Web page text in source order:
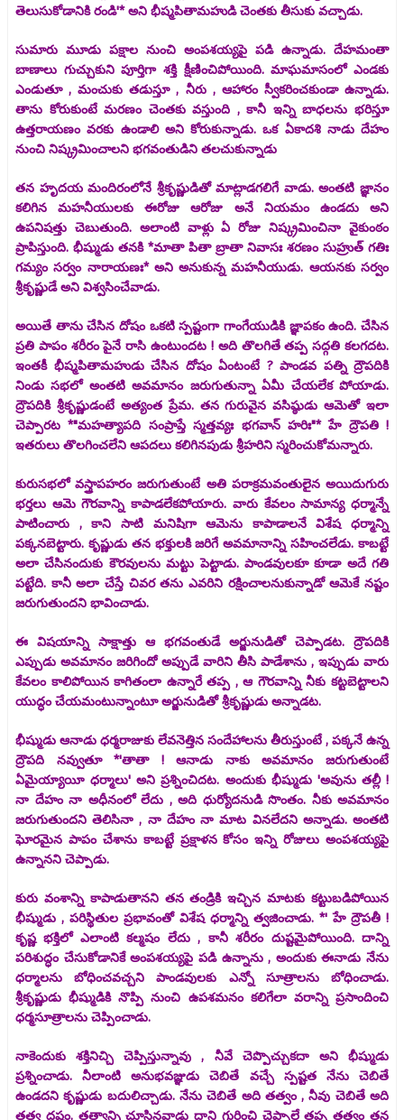
తెలుసుకోడానికి రండి'* అని భీష్మపితామహుడి చెంతకు తీసుకు వచ్చాడు.
సుమారు మూడు పక్షాల నుంచి అంపశయ్యపై పడి ఉన్నాడు. దేహమంతా
బాణాలు గుచ్చుకుని పూర్తిగా శక్తి క్షీణించిపోయింది. మాఘమాసంలో ఎండకు
ఎండుతూ , మంచుకు తడుస్తూ , నీరు , ఆహారం స్వీకరించకుండా ఉన్నాడు.
తాను కోరుకుంటే మరణం చెంతకు వస్తుంది , కానీ ఇన్ని బాధలను భరిస్తూ
ఉత్తరాయణం వరకు ఉండాలి అని కోరుకున్నాడు. ఒక ఏకాదశి నాడు దేహం
నుంచి నిష్క్రమించాలని భగవంతుడిని తలచుకున్నాడు
తన హృదయ మందిరంలోనే శ్రీకృష్ణుడితో మాట్లాడగలిగే వాడు. అంతటి జ్ఞానం
కలిగిన మహనీయులకు ఈరోజు ఆరోజు అనే నియమం ఉండదు అని
ఉపనిషత్తు చెబుతుంది. అలాంటి వాళ్లు ఏ రోజు నిష్క్రమించినా వైకుంఠం
ప్రాపిస్తుంది. భీష్ముడు తనకి *మాతా పితా బ్రాతా నివాసః శరణం సుహ్రుత్ గతిః
గమ్యం సర్వం నారాయణః* అని అనుకున్న మహనీయుడు. ఆయనకు సర్వం
శ్రీకృష్ణుడే అని విశ్వసించేవాడు.
అయితే తాను చేసిన దోషం ఒకటి స్పష్టంగా గాంగేయుడికి జ్ఞాపకం ఉంది. చేసిన
ప్రతి పాపం శరీరం పైనే రాసి ఉంటుందట ! అది తొలగితే తప్ప సద్గతి కలగదట.
ఇంతకీ భీష్మపితామహుడు చేసిన దోషం ఏంటంటే ? పాండవ పత్ని ద్రౌపదికి
నిండు సభలో అంతటి అవమానం జరుగుతున్నా ఏమీ చేయలేక పోయాడు.
ద్రౌపదికి శ్రీకృష్ణుడంటే అత్యంత ప్రేమ. తన గురువైన వసిష్ఠుడు ఆమెతో ఇలా
చెప్పారట *"మహత్యాపది సంప్రాప్తే స్మత్తవ్యః భగవాన్ హరిః"* హే ద్రౌపతి !
ఇతరులు తొలగించలేని ఆపదలు కలిగినపుడు శ్రీహరిని స్మరించుకోమన్నారు.
కురుసభలో వస్త్రాపహరం జరుగుతుంటే అతి పరాక్రమవంతులైన అయిదుగురు
భర్తలు ఆమె గౌరవాన్ని కాపాడలేకపోయారు. వారు కేవలం సామాన్య ధర్మాన్నే
పాటించారు , కాని సాటి మనిషిగా ఆమెను కాపాడాలనే విశేష ధర్మాన్ని
పక్కనబెట్టారు. కృష్ణుడు తన భక్తులకి జరిగే అవమానాన్ని సహించలేడు. కాబట్టే
అలా చేసినందుకు కౌరవులను మట్టు పెట్టాడు. పాండవులకూ కూడా అదే గతి
పట్టేది. కానీ అలా చేస్తే చివర తను ఎవరిని రక్షించాలనుకున్నాడో ఆమెకే నష్టం
జరుగుతుందని భావించాడు.
ఈ విషయాన్ని సాక్షాత్తు ఆ భగవంతుడే అర్జునుడితో చెప్పాడట. ద్రౌపదికి
ఎప్పుడు అవమానం జరిగిందో అప్పుడే వారిని తీసి పాడేశాను , ఇప్పుడు వారు
కేవలం కాలిపోయిన కాగితంలా ఉన్నారే తప్ప , ఆ గౌరవాన్ని నీకు కట్టబెట్టాలని
యుద్ధం చేయమంటున్నాంటూ అర్జునుడితో శ్రీకృష్ణుడు అన్నాడట.
భీష్ముడు ఆనాడు ధర్మరాజుకు లేవనెత్తిన సందేహాలను తీరుస్తుంటే , పక్కనే ఉన్న
ద్రౌపది నవ్వుతూ *'తాతా ! ఆనాడు నాకు అవమానం జరుగుతుంటే
ఏమైయ్యాయీ ధర్మాలు' అని ప్రశ్నించిదట. అందుకు భీష్ముడు 'అవును తల్లీ !
నా దేహం నా అధీనంలో లేదు , అది ధుర్యోదనుడి సొంతం. నీకు అవమానం
జరుగుతుందని తెలిసినా , నా దేహం నా మాట వినలేదని అన్నాడు. అంతటి
ఘోరమైన పాపం చేశాను కాబట్టే ప్రక్షాళన కోసం ఇన్ని రోజులు అంపశయ్యపై
ఉన్నానని చెప్పాడు.
కురు వంశాన్ని కాపాడుతానని తన తండ్రికి ఇచ్చిన మాటకు కట్టుబడిపోయిన
భీష్ముడు , పరిస్థితుల ప్రభావంతో విశేష ధర్మాన్ని త్వజించాడు. *' హే ద్రౌపతీ !
కృష్ణ భక్తిలో ఎలాంటి కల్మషం లేదు , కానీ శరీరం దుష్టమైపోయింది. దాన్ని
పరిశుద్ధం చేసుకోడానికే అంపశయ్యపై పడి ఉన్నాను , అందుకు ఈనాడు నేను
ధర్మాలను బోధించవచ్చని పాండవులకు ఎన్నో సూత్రాలను బోధించాడు.
శ్రీకృష్ణుడు భీష్ముడికి నొప్పి నుంచి ఉపశమనం కలిగేలా వరాన్ని ప్రసాందించి
ధర్మసూత్రాలను చెప్పించాడు.
నాకెందుకు శక్తినిచ్చి చెప్పిస్తున్నావు , నీవే చెప్పొచ్చుకదా అని భీష్ముడు
ప్రశ్నించాడు. నీలాంటి అనుభవజ్ఞుడు చెబితే వచ్చే స్పష్టత నేను చెబితే
ఉండదని కృష్ణుడు బదులిచ్చాడు. నేను చెబితే అది తత్వం , నీవు చెబితే అది
తత్వ ద్రష్టం. తత్వాన్ని చూసినవాడు దాని గురించి చెప్పాలే తప్ప తత్వం తన